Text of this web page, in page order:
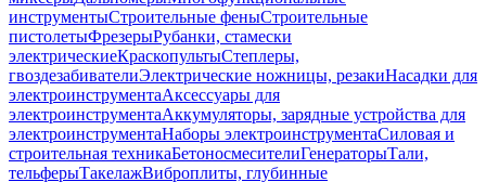
инструментыСтроительные феныСтроительные
пистолетыФрезерыРубанки, стамески
электрическиеКраскопультыСтеплеры,
гвоздезабивателиЭлектрические ножницы, резакиНасадки для
электроинструментаАксессуары для
электроинструментаАккумуляторы, зарядные устройства для
электроинструментаНаборы электроинструментаСиловая и
строительная техникаБетоносмесителиГенераторыТали,
тельферыТакелажВиброплиты, глубинные